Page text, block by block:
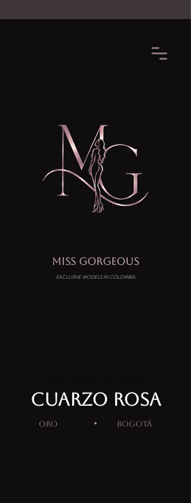
MISS GORGEOUS
EXCLUSIVE MODELS IN COLOMBIA
CUARZO ROSA
ORO · BOGOTÁ